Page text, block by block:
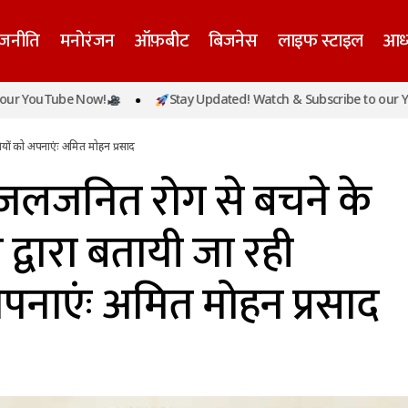
मनोरंजन ऑफ़बीट बिजनेस लाइफ स्टाइल
एवं जलजनित रोग से बचने के लिए प्रदेश सरकार द्वारा
Now! Stay Updated! Watch & Subscribe to our YouTube
को अपनाएंः अमित मोहन प्रसाद
रोग से बचने के
बतायी जा रही
अमित मोहन प्रसाद